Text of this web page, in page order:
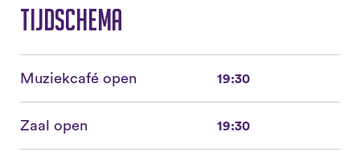
Tijdschema
Muziekcafé open 19:30
Zaal open 19:30